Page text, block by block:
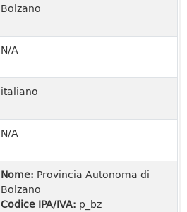
Bolzano
N/A
italiano
N/A
Nome: Provincia Autonoma di
Bolzano
Codice IPA/IVA: p_bz